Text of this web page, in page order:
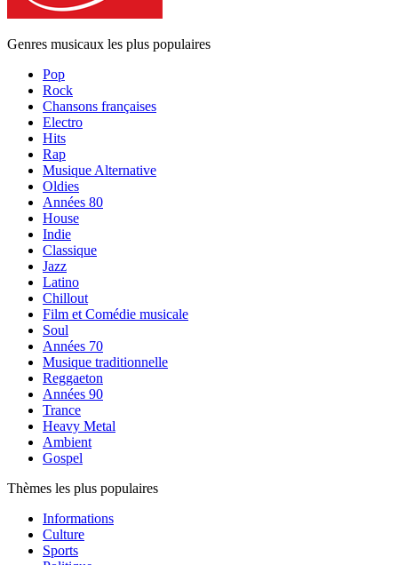
Genres musicaux les plus populaires
Pop
Rock
Chansons françaises
Electro
Hits
Rap
Musique Alternative
Oldies
Années 80
House
Indie
Classique
Jazz
Latino
Chillout
Film et Comédie musicale
Soul
Années 70
Musique traditionnelle
Reggaeton
Années 90
Trance
Heavy Metal
Ambient
Gospel
Thèmes les plus populaires
Informations
Culture
Sports